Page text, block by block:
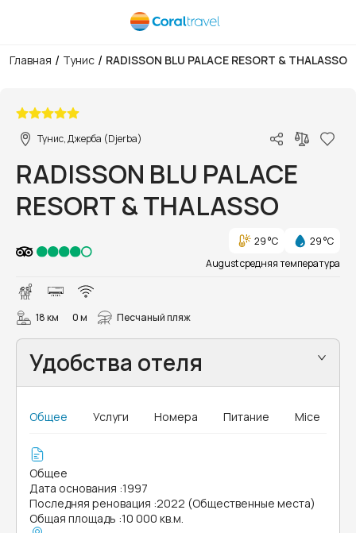
Главная / Тунис / RADISSON BLU PALACE RESORT & THALASSO
Тунис, Джерба (Djerba)
RADISSON BLU PALACE
RESORT & THALASSO
29 °C
29 °C
August средняя температура
18 км 0 м Песчаный пляж
Удобства отеля
Общее Услуги Номера Питание Mice
Общее
Дата основания :1997
Последняя реновация :2022 (Общественные места)
Общая площадь :10 000 кв.м.